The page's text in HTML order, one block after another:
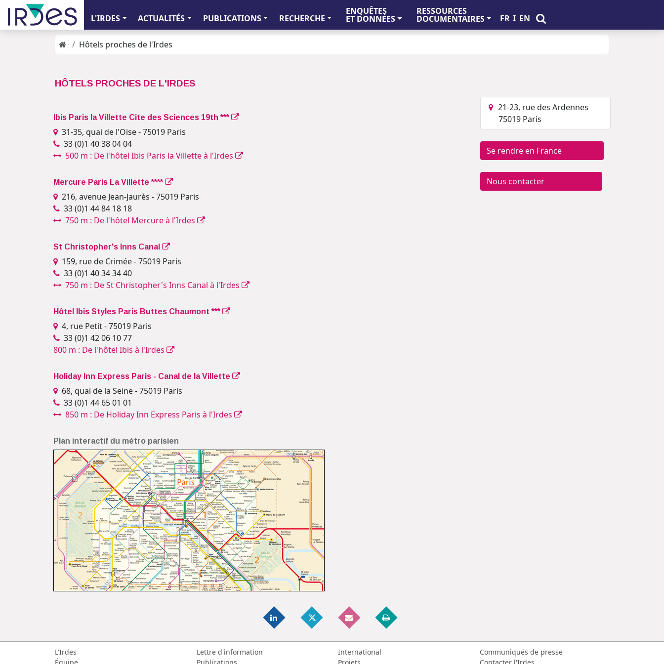
L'IRDES ACTUALITÉS PUBLICATIONS RECHERCHE
ENQUÊTES
ET DONNÉES
RESSOURCES
DOCUMENTAIRES FR I EN
Hôtels proches de l'Irdes
HÔTELS PROCHES DE L'IRDES
Ibis Paris la Villette Cite des Sciences 19th ***
31-35, quai de l'Oise - 75019 Paris
33 (0)1 40 38 04 04
500 m : De l'hôtel Ibis Paris la Villette à l'Irdes
Mercure Paris La Villette ****
216, avenue Jean-Jaurès - 75019 Paris
33 (0)1 44 84 18 18
750 m : De l'hôtel Mercure à l'Irdes
St Christopher's Inns Canal
159, rue de Crimée - 75019 Paris
33 (0)1 40 34 34 40‎
750 m : De St Christopher's Inns Canal à l'Irdes
Hôtel Ibis Styles Paris Buttes Chaumont ***
4, rue Petit - 75019 Paris
33 (0)1 42 06 10 77
800 m : De l'hôtel Ibis à l'Irdes
Holiday Inn Express Paris - Canal de la Villette
68, quai de la Seine - 75019 Paris
33 (0)1 44 65 01 01‎
850 m : De Holiday Inn Express Paris à l'Irdes
Plan interactif du métro parisien
21-23, rue des Ardennes
75019 Paris
Se rendre en France
Nous contacter
L'Irdes
Lettre d'information
International
Communiqués de presse